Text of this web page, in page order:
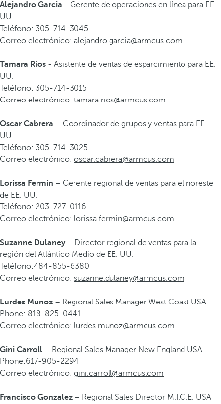
Alejandro Garcia - Gerente de operaciones en línea para EE.
UU.
Teléfono: 305-714-3045
Correo electrónico: alejandro.garcia@armcus.com
Tamara Rios - Asistente de ventas de esparcimiento para EE.
UU.
Teléfono: 305-714-3015
Correo electrónico: tamara.rios@armcus.com
Oscar Cabrera – Coordinador de grupos y ventas para EE.
UU.
Teléfono: 305-714-3025
Correo electrónico: oscar.cabrera@armcus.com
Lorissa Fermin – Gerente regional de ventas para el noreste
de EE. UU.
Teléfono: 203-727-0116
Correo electrónico: lorissa.fermin@armcus.com
Suzanne Dulaney– Director regional de ventas para la
región del Atlántico Medio de EE. UU.
Teléfono:484-855-6380
Correo electrónico: suzanne.dulaney@armcus.com
Lurdes Munoz – Regional Sales Manager West Coast USA
Phone: 818-825-0441
Correo electrónico: lurdes.munoz@armcus.com
Gini Carroll – Regional Sales Manager New England USA
Phone:617-905-2294
Correo electrónico: gini.carroll@armcus.com
Francisco Gonzalez – Regional Sales Director M.I.C.E. USA